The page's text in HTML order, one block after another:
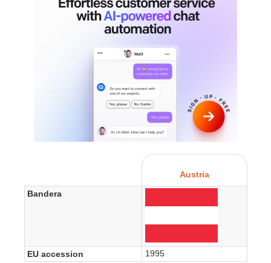
Austria
Bandera
EU accession
1995